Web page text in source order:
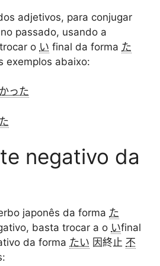
adjetivos, para conjugar
passado, usando a
o い final da forma た
exemplos abaixo:
った
negativo da
japonês da forma た
basta trocar a o いfinal
da forma たい 因終止 不